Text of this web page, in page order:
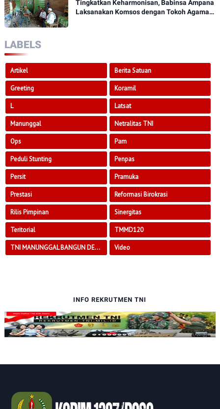
Tingkatkan Keharmonisan, Babinsa Ampana
Laksanakan Komsos dengan Tokoh Agama
LABELS
Artikel Berita Satuan
Greeting Koramil
L Latsat
Manunggal Netralitas TNI
Ops Pam
Peduli Stunting Penpas
Persit Pramuka
Prestasi Reformasi Birokrasi
Rilis Pimpinan Sinergitas
Teritorial TMMD120
TNI MANUNGGAL BANGUN DESA Video
INFO REKRUTMEN TNI